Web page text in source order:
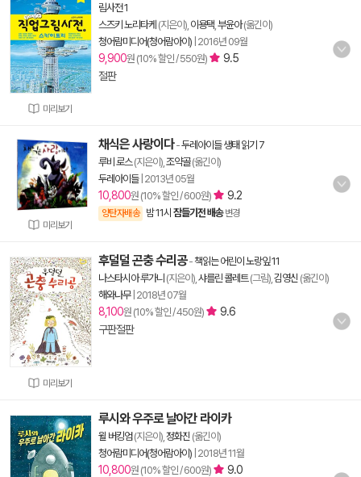
미리보기
림사전 1
스즈키 노리타케 (지은이), 이용택 부윤아(옮긴이)
청어람미디어(청어람아이) 2016년 09월
9,900원 (10% 할인 / 550원)
9.5
절판
미리보기
채식은 사랑이다-두레아이들 생태 읽기 7
루비 로스(지은이), 조약골(옮긴이)
두레아이들| 2013년 05월
10,800원 (10% 할인 / 600원) 9.2
양탄자배송 밤 11시 잠들기전 배송 변경
미리보기
후덜덜 곤충 수리공- 책읽는 어린이 노랑잎 11
나스타시아 루가니 (지은이), 샤를린 콜레트(그림), 김영신 (옮긴이)
해와나무| 2018년 07월
8,100원 (10% 할인 / 450원)
9.6
구판절판
루시와 우주로 날아간 라이카
윌 버킹엄 (지은이), 정화진 (옮긴이)
청어람미디어(청어람아이) 2018년 11월
10,800원 (10% 할인 / 600원)
9.0